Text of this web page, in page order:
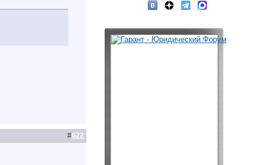
#622